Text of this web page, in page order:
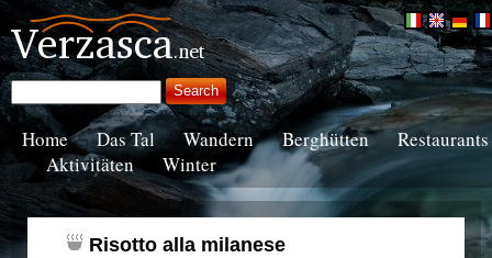
Home Das Tal Wandern Berghütten
Restaurants
Aktivitäten
Winter
Risotto alla milanese